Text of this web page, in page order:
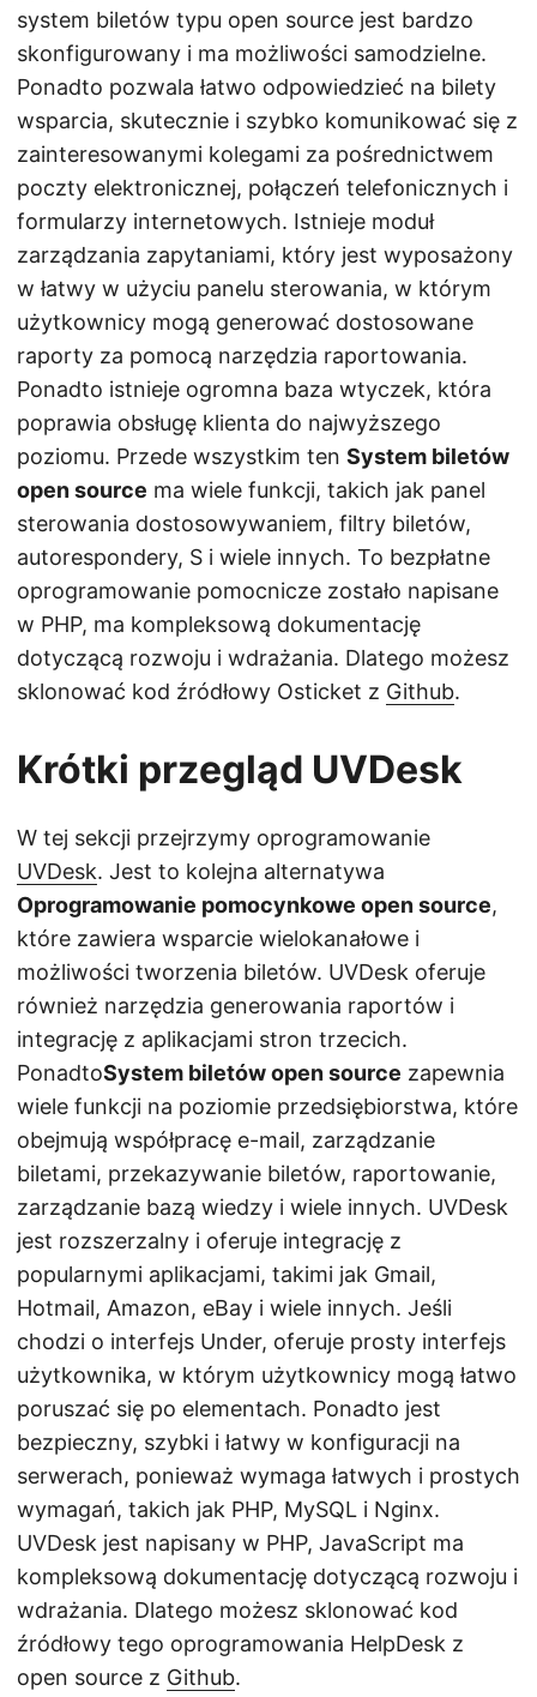
system biletów typu open source jest bardzo
skonfigurowany i ma możliwości samodzielne.
Ponadto pozwala łatwo odpowiedzieć na bilety
wsparcia, skutecznie i szybko komunikować się z
zainteresowanymi kolegami za pośrednictwem
poczty elektronicznej, połączeń telefonicznych i
formularzy internetowych. Istnieje moduł
zarządzania zapytaniami, który jest wyposażony
w łatwy w użyciu panelu sterowania, w którym
użytkownicy mogą generować dostosowane
raporty za pomocą narzędzia raportowania.
Ponadto istnieje ogromna baza wtyczek, która
poprawia obsługę klienta do najwyższego
poziomu. Przede wszystkim ten System biletów
open source ma wiele funkcji, takich jak panel
sterowania dostosowywaniem, filtry biletów,
autorespondery, S i wiele innych. To bezpłatne
oprogramowanie pomocnicze zostało napisane
w PHP, ma kompleksową dokumentację
dotyczącą rozwoju i wdrażania. Dlatego możesz
sklonować kod źródłowy Osticket z Github.
Krótki przegląd UVDesk
W tej sekcji przejrzymy oprogramowanie
UVDesk. Jest to kolejna alternatywa
Oprogramowanie pomocynkowe open source,
które zawiera wsparcie wielokanałowe i
możliwości tworzenia biletów. UVDesk oferuje
również narzędzia generowania raportów i
integrację z aplikacjami stron trzecich.
PonadtoSystem biletów open source zapewnia
wiele funkcji na poziomie przedsiębiorstwa, które
obejmują współpracę e-mail, zarządzanie
biletami, przekazywanie biletów, raportowanie,
zarządzanie bazą wiedzy i wiele innych. UVDesk
jest rozszerzalny i oferuje integrację z
popularnymi aplikacjami, takimi jak Gmail,
Hotmail, Amazon, eBay i wiele innych. Jeśli
chodzi o interfejs Under, oferuje prosty interfejs
użytkownika, w którym użytkownicy mogą łatwo
poruszać się po elementach. Ponadto jest
bezpieczny, szybki i łatwy w konfiguracji na
serwerach, ponieważ wymaga łatwych i prostych
wymagań, takich jak PHP, MySQL i Nginx.
UVDesk jest napisany w PHP, JavaScript ma
kompleksową dokumentację dotyczącą rozwoju i
wdrażania. Dlatego możesz sklonować kod
źródłowy tego oprogramowania HelpDesk z
open source z Github.